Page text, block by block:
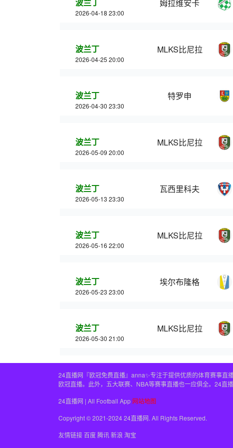
2026-04-18 23:00
姆拉维安卡
波兰丁
2026-04-25 20:00
MLKS比尼拉
波兰丁
2026-04-30 23:30
特罗申
波兰丁
2026-05-09 20:00
MLKS比尼拉
波兰丁
2026-05-13 23:30
瓦西里科夫
波兰丁
2026-05-16 22:00
MLKS比尼拉
波兰丁
2026-05-23 23:00
埃尔布隆格
波兰丁
2026-05-30 21:00
MLKS比尼拉
24直播网『欧冠免费直播』anna✨专注于提供优质的体育赛事
欧冠直播。此外，五大联赛、NBA等赛事直播也一应俱全。24直
24直播网 | All Football App 网站地图
Copyright © 2021-2024 24直播网. All Rights Reserved.
友情链接百度腾讯新浪 淘宝